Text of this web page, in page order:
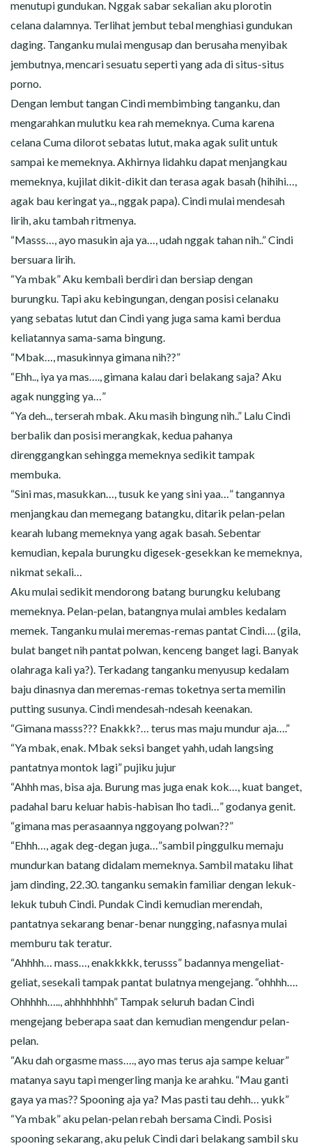
menutupi gundukan. Nggak sabar sekalian aku plorotin
celana dalamnya. Terlihat jembut tebal menghiasi gundukan
daging. Tanganku mulai mengusap dan berusaha menyibak
jembutnya, mencari sesuatu seperti yang ada di situs-situs
porno.
Dengan lembut tangan Cindi membimbing tanganku, dan
mengarahkan mulutku kea rah memeknya. Cuma karena
celana Cuma dilorot sebatas lutut, maka agak sulit untuk
sampai ke memeknya. Akhirnya lidahku dapat menjangkau
memeknya, kujilat dikit-dikit dan terasa agak basah (hihihi…,
agak bau keringat ya.., nggak papa). Cindi mulai mendesah
lirih, aku tambah ritmenya.
“Masss…, ayo masukin aja ya…, udah nggak tahan nih..” Cindi
bersuara lirih.
“Ya mbak” Aku kembali berdiri dan bersiap dengan
burungku. Tapi aku kebingungan, dengan posisi celanaku
yang sebatas lutut dan Cindi yang juga sama kami berdua
keliatannya sama-sama bingung.
“Mbak…, masukinnya gimana nih??”
“Ehh.., iya ya mas…., gimana kalau dari belakang saja? Aku
agak nungging ya…”
“Ya deh.., terserah mbak. Aku masih bingung nih..” Lalu Cindi
berbalik dan posisi merangkak, kedua pahanya
direnggangkan sehingga memeknya sedikit tampak
membuka.
“Sini mas, masukkan…, tusuk ke yang sini yaa…” tangannya
menjangkau dan memegang batangku, ditarik pelan-pelan
kearah lubang memeknya yang agak basah. Sebentar
kemudian, kepala burungku digesek-gesekkan ke memeknya,
nikmat sekali…
Aku mulai sedikit mendorong batang burungku kelubang
memeknya. Pelan-pelan, batangnya mulai ambles kedalam
memek. Tanganku mulai meremas-remas pantat Cindi…. (gila,
bulat banget nih pantat polwan, kenceng banget lagi. Banyak
olahraga kali ya?). Terkadang tanganku menyusup kedalam
baju dinasnya dan meremas-remas toketnya serta memilin
putting susunya. Cindi mendesah-ndesah keenakan.
“Gimana masss??? Enakkk?… terus mas maju mundur aja….”
“Ya mbak, enak. Mbak seksi banget yahh, udah langsing
pantatnya montok lagi” pujiku jujur
“Ahhh mas, bisa aja. Burung mas juga enak kok…, kuat banget,
padahal baru keluar habis-habisan lho tadi…” godanya genit.
“gimana mas perasaannya nggoyang polwan??”
“Ehhh…, agak deg-degan juga…”sambil pinggulku memaju
mundurkan batang didalam memeknya. Sambil mataku lihat
jam dinding, 22.30. tanganku semakin familiar dengan lekuk-
lekuk tubuh Cindi. Pundak Cindi kemudian merendah,
pantatnya sekarang benar-benar nungging, nafasnya mulai
memburu tak teratur.
“Ahhhh… mass…, enakkkkk, terusss” badannya mengeliat-
geliat, sesekali tampak pantat bulatnya mengejang. “ohhhh….
Ohhhhh….., ahhhhhhhh” Tampak seluruh badan Cindi
mengejang beberapa saat dan kemudian mengendur pelan-
pelan.
“Aku dah orgasme mass…., ayo mas terus aja sampe keluar”
matanya sayu tapi mengerling manja ke arahku. “Mau ganti
gaya ya mas?? Spooning aja ya? Mas pasti tau dehh… yukk”
“Ya mbak” aku pelan-pelan rebah bersama Cindi. Posisi
spooning sekarang, aku peluk Cindi dari belakang sambil sku